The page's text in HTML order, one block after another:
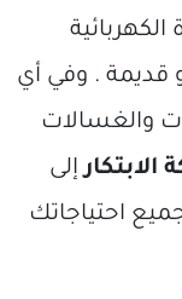
قديمة . وفي أي
والغسالات
الابتكارإلى
احتياجاتك